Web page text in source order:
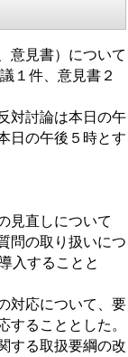
意見書）について
１件、意見書２
討論は本日の午
日の午後５時とす
見直しについて
の取り扱いにつ
入することと
対応について、要
することとした。
る取扱要綱の改